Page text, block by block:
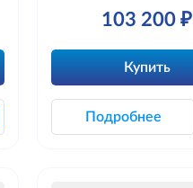
103 200 ₽
Купить
Подробнее